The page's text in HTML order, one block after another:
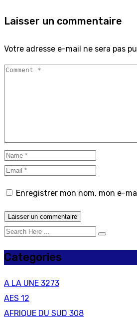
Laisser un commentaire
Votre adresse e-mail ne sera pas
Enregistrer mon nom, mon e-
Categories
A LA UNE 3273
AES 12
AFRIQUE DU SUD 308